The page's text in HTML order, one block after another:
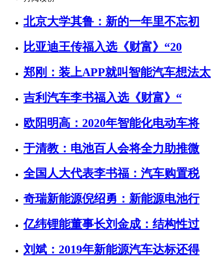
北京大学其鲁：新的一年里不忘初
比亚迪王传福入选《财富》“20
郑刚：装上APP就叫智能汽车想法太
吉利汽车李书福入选《财富》“
欧阳明高：2020年智能化电动车将
于清教：电池百人会将全力助推微
全国人大代表李书福：汽车购置税
奇瑞新能源倪绍勇：新能源电池行
亿纬锂能董事长刘金成：结构性过
刘斌：2019年新能源汽车达标还得